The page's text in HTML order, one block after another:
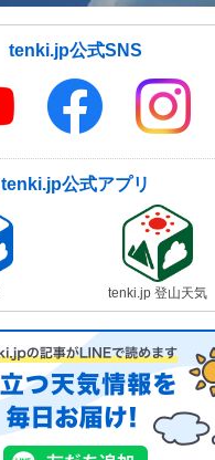
tenki.jp公式SNS
tenki.jp公式アプリ
tenki.jp 登山天気